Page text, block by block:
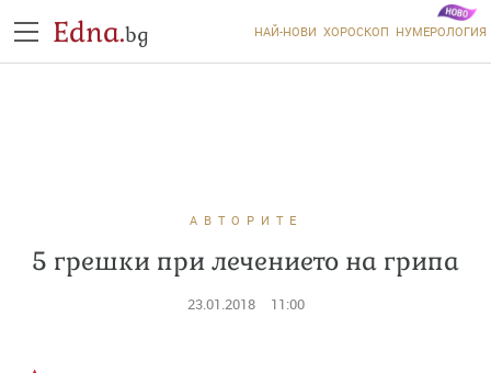
Edna.bg НАЙ-НОВИ ХОРОСКОП НУМЕРОЛОГИЯ
АВТОРИТЕ
5 грешки при лечението на грипа
23.01.2018 11:00